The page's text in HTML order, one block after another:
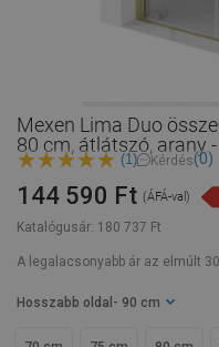
Mexen Lima Duo
80 cm, átlátszó, arany
(1) Kérdés(0)
Katalógusár: 180 737 Ft
144 590 Ft (ÁFÁ-val)
A legalacsonyabb ár az elmúlt
Hosszabb oldal - 90 cm